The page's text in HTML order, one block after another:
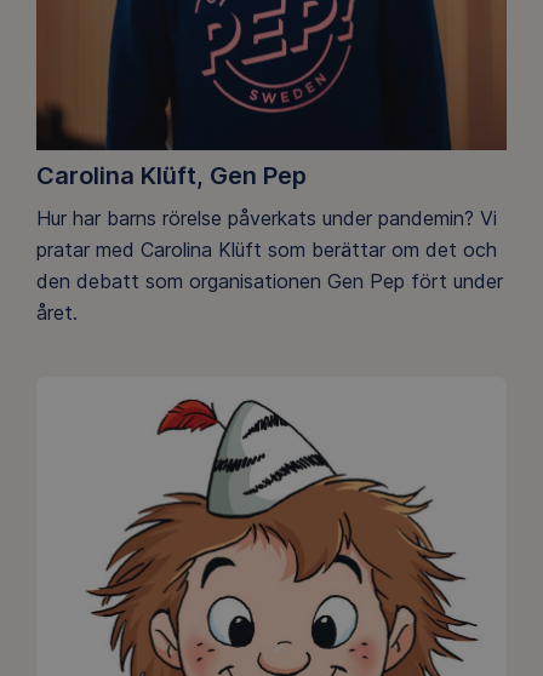
Carolina Klüft, Gen Pep
Hur har barns rörelse påverkats under pandemin? Vi
pratar med Carolina Klüft som berättar om det och
den debatt som organisationen Gen Pep fört under
året.